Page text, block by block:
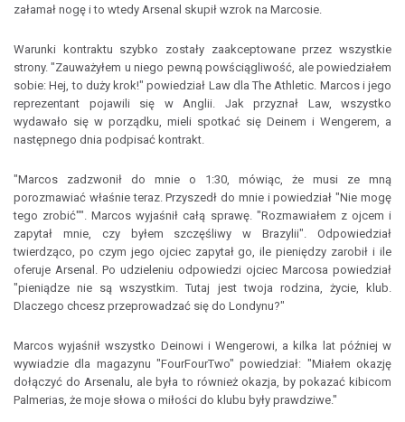
załamał nogę i to wtedy Arsenal skupił wzrok na Marcosie.
Warunki kontraktu szybko zostały zaakceptowane przez wszystkie
strony. "Zauważyłem u niego pewną powściągliwość, ale powiedziałem
sobie: Hej, to duży krok!" powiedział Law dla The Athletic. Marcos i jego
reprezentant pojawili się w Anglii. Jak przyznał Law, wszystko
wydawało się w porządku, mieli spotkać się Deinem i Wengerem, a
następnego dnia podpisać kontrakt.
"Marcos zadzwonił do mnie o 1:30, mówiąc, że musi ze mną
porozmawiać właśnie teraz. Przyszedł do mnie i powiedział "Nie mogę
tego zrobić"". Marcos wyjaśnił całą sprawę. "Rozmawiałem z ojcem i
zapytał mnie, czy byłem szczęśliwy w Brazylii". Odpowiedział
twierdząco, po czym jego ojciec zapytał go, ile pieniędzy zarobił i ile
oferuje Arsenal. Po udzieleniu odpowiedzi ojciec Marcosa powiedział
"pieniądze nie są wszystkim. Tutaj jest twoja rodzina, życie, klub.
Dlaczego chcesz przeprowadzać się do Londynu?"
Marcos wyjaśnił wszystko Deinowi i Wengerowi, a kilka lat później w
wywiadzie dla magazynu "FourFourTwo" powiedział: "Miałem okazję
dołączyć do Arsenalu, ale była to również okazja, by pokazać kibicom
Palmerias, że moje słowa o miłości do klubu były prawdziwe."